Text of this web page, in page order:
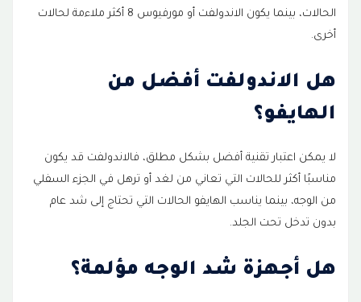
الحالات، بينما يكون الاندولفت أو مورفيوس 8 أكثر ملاءمة لحالات
أخرى.
هل الاندولفت أفضل من
الهايفو؟
لا يمكن اعتبار تقنية أفضل بشكل مطلق، فالاندولفت قد يكون
مناسبًا أكثر للحالات التي تعاني من لغد أو ترهل في الجزء السفلي
من الوجه، بينما يناسب الهايفو الحالات التي تحتاج إلى شد عام
بدون تدخل تحت الجلد.
هل أجهزة شد الوجه مؤلمة؟